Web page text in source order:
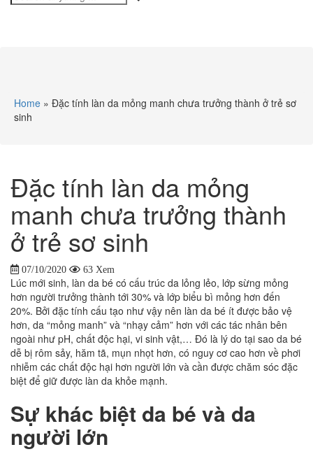
Home » Đặc tính làn da mỏng manh chưa trưởng thành ở trẻ sơ
sinh
Đặc tính làn da mỏng
manh chưa trưởng thành
ở trẻ sơ sinh
07/10/2020 63 Xem
Lúc mới sinh, làn da bé có cấu trúc da lỏng lẻo, lớp sừng mỏng
hơn người trưởng thành tới 30% và lớp biểu bì mỏng hơn đến
20%. Bởi đặc tính cấu tạo như vậy nên làn da bé ít được bảo vệ
hơn, da “mỏng manh” và “nhạy cảm” hơn với các tác nhân bên
ngoài như pH, chất độc hại, vi sinh vật,… Đó là lý do tại sao da bé
dễ bị rôm sảy, hăm tã, mụn nhọt hơn, có nguy cơ cao hơn về phơi
nhiễm các chất độc hại hơn người lớn và cần được chăm sóc đặc
biệt để giữ được làn da khỏe mạnh.
Sự khác biệt da bé và da
người lớn